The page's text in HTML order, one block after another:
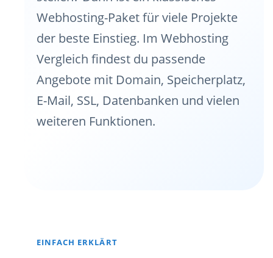
Webhosting-Paket für viele Projekte
der beste Einstieg. Im Webhosting
Vergleich findest du passende
Angebote mit Domain, Speicherplatz,
E-Mail, SSL, Datenbanken und vielen
weiteren Funktionen.
EINFACH ERKLÄRT